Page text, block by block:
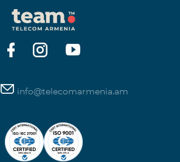
info@telecomarmenia.am